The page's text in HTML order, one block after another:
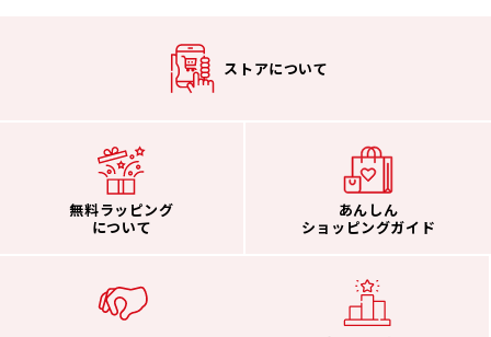
ストアについて
無料ラッピング
について
あんしん
ショッピングガイド